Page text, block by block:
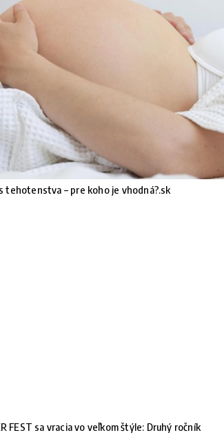
tehotenstva – pre koho je vhodná?.sk
FEST sa vracia vo veľkom štýle: Druhý ročník